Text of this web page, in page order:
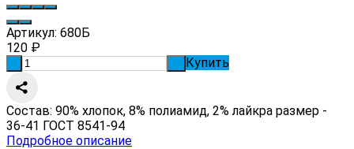
Артикул: 680Б
120 ₽
Купить
Состав: 90% хлопок, 8% полиамид, 2% лайкра размер -
36-41 ГОСТ 8541-94
Подробное описание